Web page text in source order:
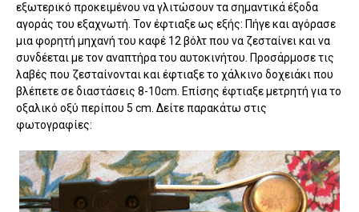
εξωτερικό προκειμένου να γλιτώσουν τα σημαντικά έξοδα
αγοράς του εξαχνωτή. Τον έφτιαξε ως εξής: Πήγε και αγόρασε
μια φορητή μηχανή του καφέ 12 βόλτ που να ζεσταίνει και να
συνδέεται με τον αναπτήρα του αυτοκινήτου. Προσάρμοσε τις
λαβές που ζεσταίνονται και έφτιαξε το χάλκινο δοχειάκι που
βλέπετε σε διαστάσεις 8-10cm. Επίσης έφτιαξε μετρητή για το
οξαλικό οξύ περίπου 5 cm. Δείτε παρακάτω στις
φωτογραφίες: